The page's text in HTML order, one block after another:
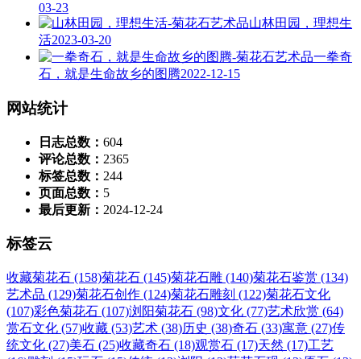
03-23
山林田园，理想生
活2023-03-20
一拳奇
石，就是生命故乡的图腾2022-12-15
网站统计
日志总数： 604
评论总数： 2365
标签总数： 244
页面总数： 5
最后更新： 2024-12-24
标签云
收藏菊花石 (158)菊花石 (145)菊花石雕 (140)菊花石鉴赏 (134)
艺术品 (129)菊花石创作 (124)菊花石雕刻 (122)菊花石文化
(107)彩色菊花石 (107)浏阳菊花石 (98)文化 (77)艺术欣赏 (64)
赏石文化 (57)收藏 (53)艺术 (38)历史 (38)奇石 (33)寓意 (27)传
统文化 (27)美石 (25)收藏奇石 (18)观赏石 (17)天然 (17)工艺